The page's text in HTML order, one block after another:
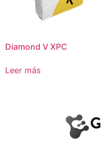
Diamond V XPC
Leer más